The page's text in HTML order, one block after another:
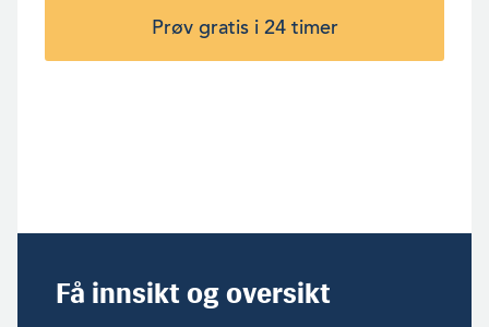
Prøv gratis i 24 timer
Få innsikt og oversikt